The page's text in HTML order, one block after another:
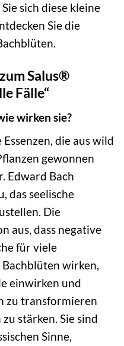
sich diese kleine
Sie die
Salus®
Fälle“
wirken sie?
die aus wild
gewonnen
Edward Bach
das seelische
Die
aus, dass negative
für viele
wirken,
einwirken und
zu transformieren
stärken. Sie sind
Sinne,